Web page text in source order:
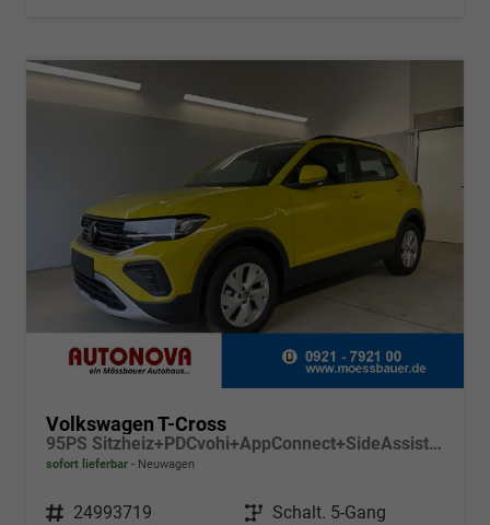
Volkswagen T-Cross
95PS Sitzheiz+PDCvohi+AppConnect+SideAssist+TravelAssist+ACC+Klima
sofort lieferbar Neuwagen
Fahrzeugnr. 24993719 Getriebe Schalt. 5-Gang